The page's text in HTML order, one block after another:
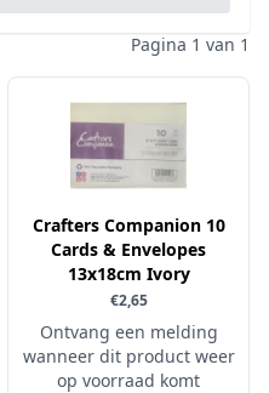
Pagina 1 van 1
Crafters Companion 10
Cards & Envelopes
13x18cm Ivory
€2,65
Ontvang een melding
wanneer dit product weer
op voorraad komt